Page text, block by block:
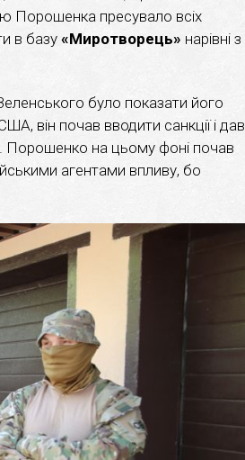
Порошенка пресувало всіх
в базу «Миротворець» нарівні з
було показати його
він почав вводити санкції і дав
Порошенко на цьому фоні почав
агентами впливу, бо